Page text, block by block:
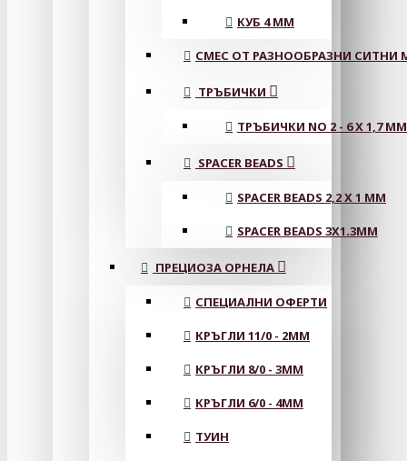
КУБ 4 ММ
СМЕС ОТ РАЗНООБРАЗНИ СИТНИ
ТРЪБИЧКИ
ТРЪБИЧКИ NO 2 - 6 X 1,7 MM
SPACER BEADS
SPACER BEADS 2,2 X 1 MM
SPACER BEADS 3X1.3MM
ПРЕЦИОЗА ОРНЕЛА
СПЕЦИАЛНИ ОФЕРТИ
КРЪГЛИ 11/0 - 2MM
КРЪГЛИ 8/0 - 3MM
КРЪГЛИ 6/0 - 4MM
ТУИН